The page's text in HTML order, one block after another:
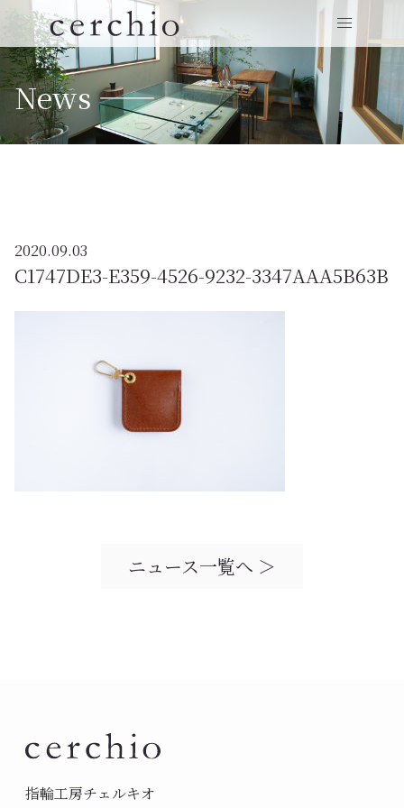
News ——
2020.09.03
C1747DE3-E359-4526-9232-3347AAA5B63B
ニュース一覧へ ＞
指輪工房チェルキオ